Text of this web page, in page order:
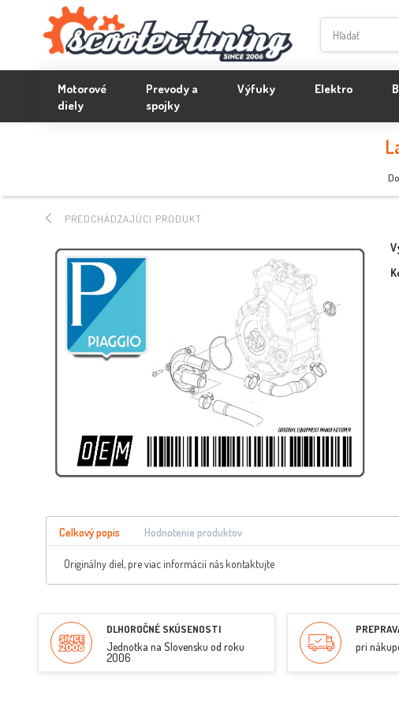
Motorové
diely
Prevody a
spojky
Výfuky Elektro
PREDCHÁDZAJÚCI PRODUKT
Celkový popis Hodnotenie produktov
Originálny diel, pre viac informácií nás kontaktujte
DLHOROČNÉ SKÚSENOSTI
Jednotka na Slovensku od roku
2006
pri